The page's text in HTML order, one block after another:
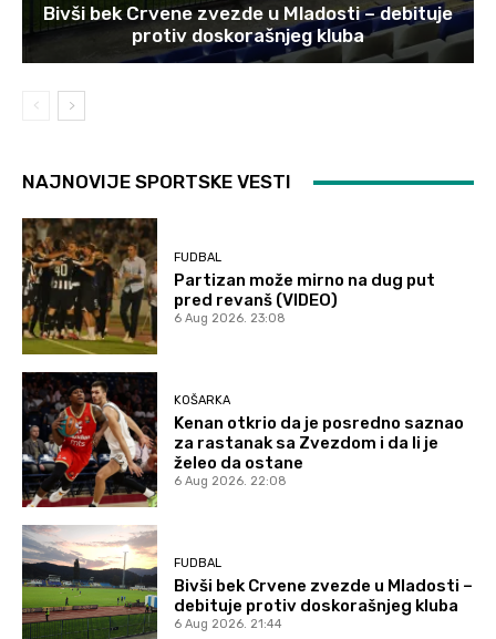
Bivši bek Crvene zvezde u Mladosti – debituje
protiv doskorašnjeg kluba
NAJNOVIJE SPORTSKE VESTI
FUDBAL
Partizan može mirno na dug put
pred revanš (VIDEO)
6 Aug 2026. 23:08
KOŠARKA
Kenan otkrio da je posredno saznao
za rastanak sa Zvezdom i da li je
želeo da ostane
6 Aug 2026. 22:08
FUDBAL
Bivši bek Crvene zvezde u Mladosti –
debituje protiv doskorašnjeg kluba
6 Aug 2026. 21:44